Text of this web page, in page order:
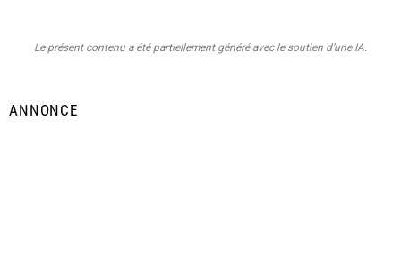
Le présent contenu a été partiellement généré avec le soutien d’une IA.
ANNONCE